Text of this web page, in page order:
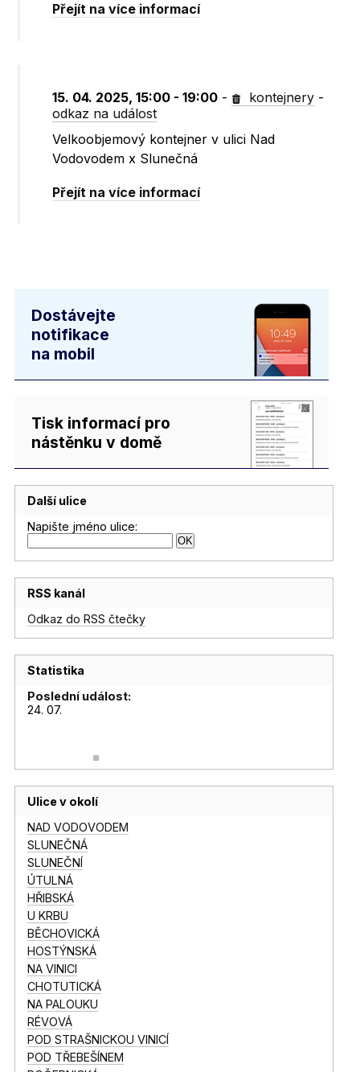
Přejít na více informací
15. 04. 2025, 15:00 - 19:00 - kontejnery -
odkaz na událost
Velkoobjemový kontejner v ulici Nad
Vodovodem x Slunečná
Přejít na více informací
Dostávejte
notifikace
na mobil
Tisk informací pro
nástěnku v domě
Další ulice
Napište jméno ulice:
RSS kanál
Odkaz do RSS čtečky
Statistika
Poslední událost:
24. 07.
Ulice v okolí
NAD VODOVODEM
SLUNEČNÁ
SLUNEČNÍ
ÚTULNÁ
HŘIBSKÁ
U KRBU
BĚCHOVICKÁ
HOSTÝNSKÁ
NA VINICI
CHOTUTICKÁ
NA PALOUKU
RÉVOVÁ
POD STRAŠNICKOU VINICÍ
POD TŘEBEŠÍNEM